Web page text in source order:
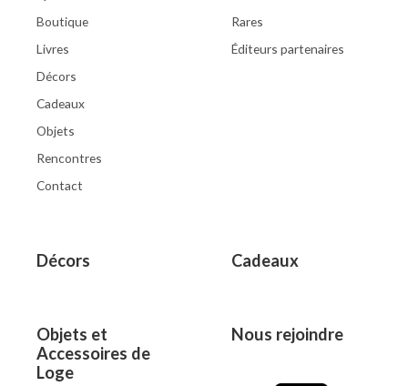
Boutique
Livres
Décors
Cadeaux
Objets
Rencontres
Contact
Rares
Éditeurs partenaires
Décors Cadeaux
Objets et
Accessoires de
Loge
Nous rejoindre